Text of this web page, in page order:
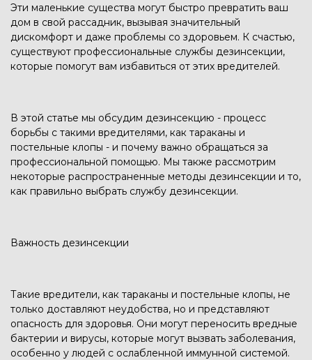
Эти маленькие существа могут быстро превратить ваш
дом в свой рассадник, вызывая значительный
дискомфорт и даже проблемы со здоровьем. К счастью,
существуют профессиональные службы дезинсекции,
которые помогут вам избавиться от этих вредителей.
В этой статье мы обсудим дезинсекцию - процесс
борьбы с такими вредителями, как тараканы и
постельные клопы - и почему важно обращаться за
профессиональной помощью. Мы также рассмотрим
некоторые распространенные методы дезинсекции и то,
как правильно выбрать службу дезинсекции.
Важность дезинсекции
Такие вредители, как тараканы и постельные клопы, не
только доставляют неудобства, но и представляют
опасность для здоровья. Они могут переносить вредные
бактерии и вирусы, которые могут вызвать заболевания,
особенно у людей с ослабленной иммунной системой.